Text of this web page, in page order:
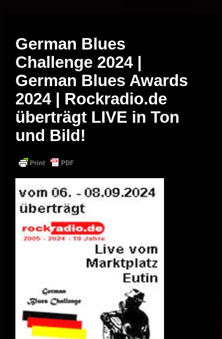
German Blues
Challenge 2024 |
German Blues Awards
2024 | Rockradio.de
überträgt LIVE in Ton
und Bild!